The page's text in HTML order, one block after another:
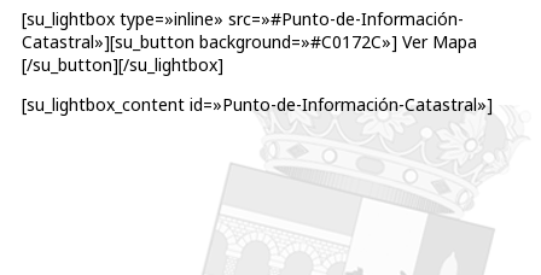
[su_lightbox type=»inline» src=»#Punto-de-Información-
Catastral»][su_button background=»#C0172C»] Ver Mapa
[/su_button][/su_lightbox]
[su_lightbox_content id=»Punto-de-Información-Catastral»]